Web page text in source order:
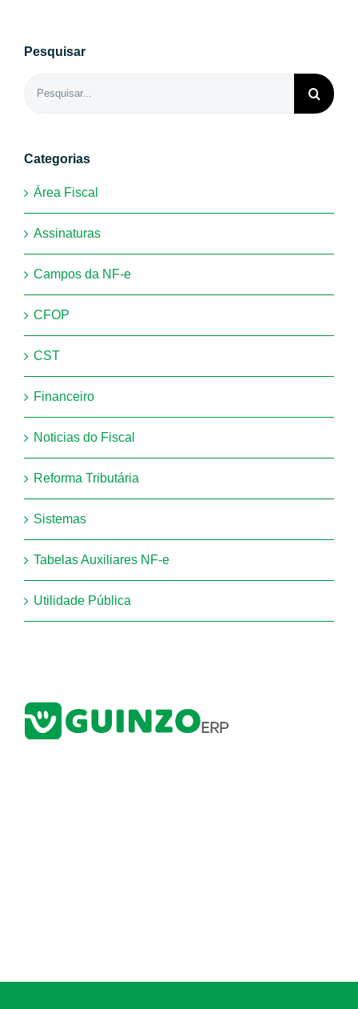
Pesquisar
Categorias
Área Fiscal
Assinaturas
Campos da NF-e
CFOP
CST
Financeiro
Noticias do Fiscal
Reforma Tributária
Sistemas
Tabelas Auxiliares NF-e
Utilidade Pública